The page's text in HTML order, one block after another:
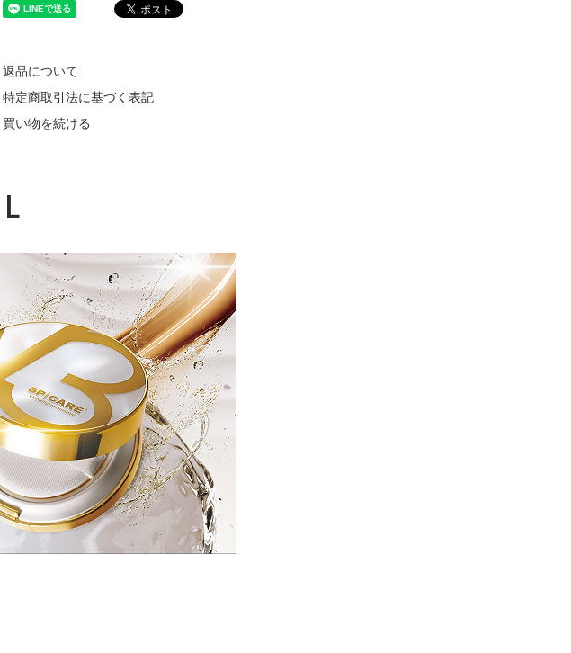
返品について
特定商取引法に基づく表記
買い物を続ける